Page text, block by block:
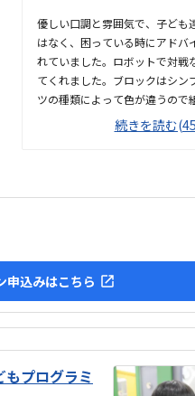
優しい口調と雰囲気で、子ども
はなく、困っている時にアドバ
れていました。ロボットで対戦
てくれました。ブロックはシン
ツの種類によって色が違うので
やすそうでした。子どもが興味
の形や動きがあり良かったです
と思いました。教室はシンプル
を1日に2コマとれたり、翌月
どもが自発的にどんどん作り進
ロックを触らせてもらったの...
続きを読む
申込みはこちら
もプログラミ